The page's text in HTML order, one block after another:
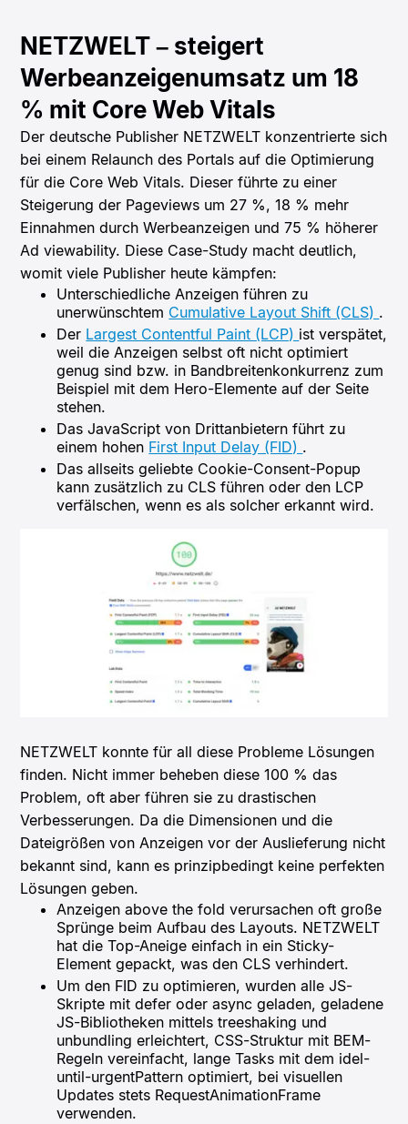
NETZWELT – steigert
Werbeanzeigenumsatz um 18
% mit Core Web Vitals
Der deutsche Publisher NETZWELT konzentrierte sich
bei einem Relaunch des Portals auf die Optimierung
für die Core Web Vitals. Dieser führte zu einer
Steigerung der Pageviews um 27 %, 18 % mehr
Einnahmen durch Werbeanzeigen und 75 % höherer
Ad viewability. Diese Case-Study macht deutlich,
womit viele Publisher heute kämpfen:
Unterschiedliche Anzeigen führen zu
unerwünschtem Cumulative Layout Shift (CLS) .
Der Largest Contentful Paint (LCP) ist verspätet,
weil die Anzeigen selbst oft nicht optimiert
genug sind bzw. in Bandbreitenkonkurrenz zum
Beispiel mit dem Hero-Elemente auf der Seite
stehen.
Das JavaScript von Drittanbietern führt zu
einem hohen First Input Delay (FID) .
Das allseits geliebte Cookie-Consent-Popup
kann zusätzlich zu CLS führen oder den LCP
verfälschen, wenn es als solcher erkannt wird.
NETZWELT konnte für all diese Probleme Lösungen
finden. Nicht immer beheben diese 100 % das
Problem, oft aber führen sie zu drastischen
Verbesserungen. Da die Dimensionen und die
Dateigrößen von Anzeigen vor der Auslieferung nicht
bekannt sind, kann es prinzipbedingt keine perfekten
Lösungen geben.
Anzeigen above the fold verursachen oft große
Sprünge beim Aufbau des Layouts. NETZWELT
hat die Top-Aneige einfach in ein Sticky-
Element gepackt, was den CLS verhindert.
Um den FID zu optimieren, wurden alle JS-
Skripte mit defer oder async geladen, geladene
JS-Bibliotheken mittels treeshaking und
unbundling erleichtert, CSS-Struktur mit BEM-
Regeln vereinfacht, lange Tasks mit dem idel-
until-urgentPattern optimiert, bei visuellen
Updates stets RequestAnimationFrame
verwenden.